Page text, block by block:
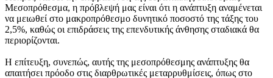
Μεσοπρόθεσμα, η πρόβλεψή μας είναι ότι η ανάπτυξη αναμένεται
να μειωθεί στο μακροπρόθεσμο δυνητικό ποσοστό της τάξης του
2,5%, καθώς οι επιδράσεις της επενδυτικής άνθησης σταδιακά θα
περιορίζονται.
Η επίτευξη, συνεπώς, αυτής της μεσοπρόθεσμης ανάπτυξης θα
απαιτήσει πρόοδο στις διαρθρωτικές μεταρρυθμίσεις, όπως στο